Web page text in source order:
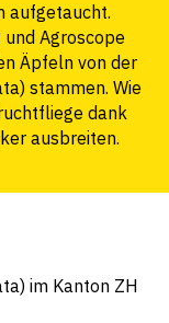
aufgetaucht.
Agroscope
Äpfeln von der
stammen. Wie
dank
ausbreiten.
im Kanton ZH